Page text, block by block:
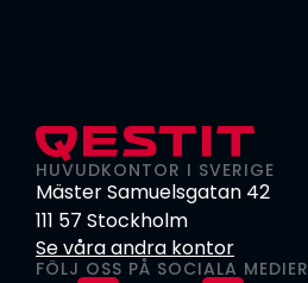
HUVUDKONTOR I SVERIGE
Mäster Samuelsgatan 42
111 57 Stockholm
Se våra andra kontor
FÖLJ OSS PÅ SOCIALA MEDIER